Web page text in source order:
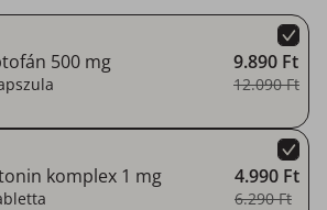
500 mg 9.890 Ft
12.090 Ft
komplex 1 mg 4.990 Ft
6.290 Ft